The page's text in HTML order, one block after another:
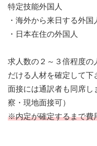
特定技能外国人
・海外から来日する外国
・日本在住の外国人
求人数の２～３倍程度の
だける人材を確定して下
面接には通訳者も同席し
察・現地面接可）
※内定が確定するまで費